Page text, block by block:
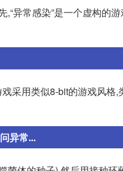
异常感染”是一个虚构的
采用类似8-bit的游戏风格
异常...